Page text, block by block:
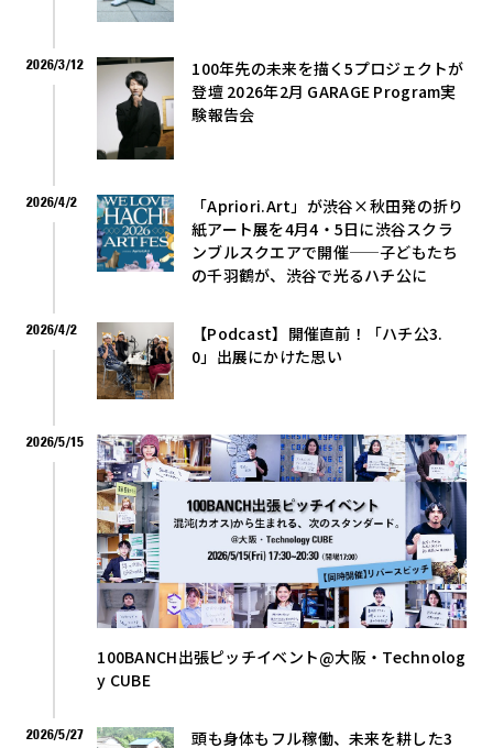
2026/3/12
100年先の未来を描く5プロジェクトが
登壇 2026年2月 GARAGE Program実
験報告会
2026/4/2
「Apriori.Art」が渋谷×秋田発の折り
紙アート展を4月4・5日に渋谷スクラ
ンブルスクエアで開催——子どもたち
の千羽鶴が、渋谷で光るハチ公に
2026/4/2
【Podcast】開催直前！「ハチ公3.
0」出展にかけた思い
2026/5/15
100BANCH出張ピッチイベント@大阪・Technolog
y CUBE
2026/5/27
頭も身体もフル稼働、未来を耕した3